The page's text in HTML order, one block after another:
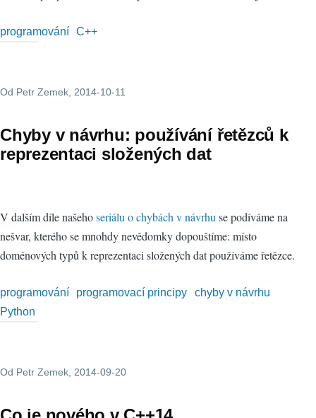
programování C++
Od Petr Zemek, 2014-10-11
Chyby v návrhu: používání řetězců k
reprezentaci složených dat
V dalším díle našehoseriálu o chybách v návrhuse podíváme na
nešvar, kterého se mnohdy nevědomky dopouštíme: místo
doménových typů k reprezentaci složených dat používáme řetězce.
programování programovací principy
chyby v návrhu
Python
Od Petr Zemek, 2014-09-20